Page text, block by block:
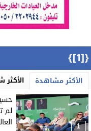
{[1]}
الأكثر مشاهدة الأكثر
1
لم